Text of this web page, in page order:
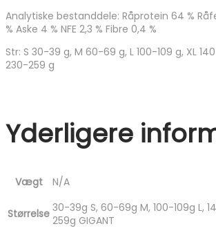
Analytiske bestanddele: Råprotein 64 %
% Aske 4 % NFE 2,3 % Fibre 0,4 %
Str: S 30-39 g, M 60-69 g, L 100-109 g, XL
230-259 g
Yderligere
Vægt N/A
Størrelse 30-39g S, 60-69g M, 100-109g L,
259g GIGANT